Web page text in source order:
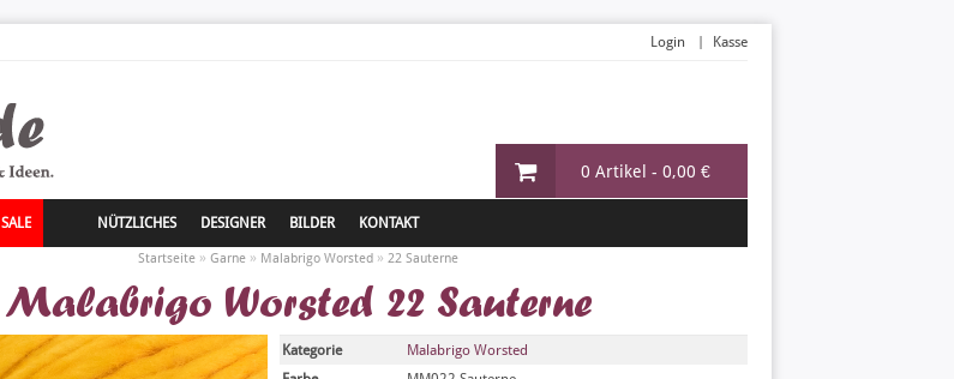
0 Artikel - 0,00 €
Login Kasse
SALE NÜTZLICHES DESIGNER BILDER KONTAKT
Startseite» Garne» Malabrigo Worsted» 22 Sauterne
Malabrigo Worsted 22 Sauterne
Kategorie
Malabrigo Worsted